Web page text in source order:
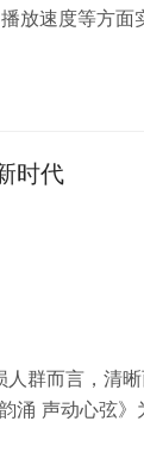
放速度等方面
在界面设计
用，色彩搭配
时代
群而言，清
涌 声动心弦》
和尖端技术，